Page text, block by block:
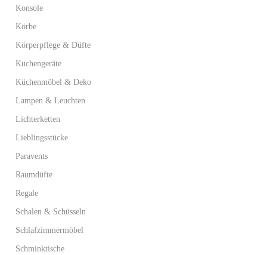
Konsole
Körbe
Körperpflege & Düfte
Küchengeräte
Küchenmöbel & Deko
Lampen & Leuchten
Lichterketten
Lieblingsstücke
Paravents
Raumdüfte
Regale
Schalen & Schüsseln
Schlafzimmermöbel
Schminktische